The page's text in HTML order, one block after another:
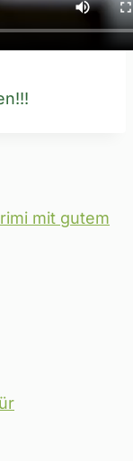
mit gutem